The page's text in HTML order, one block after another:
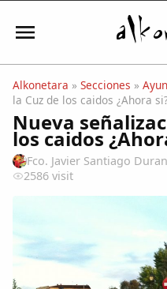
Iniciar sesión
Mi Cuenta
Actualidad
Alkonetara » Secciones »
la Cuz de los caidos ¿Ahora
Nueva
los caidos
Fco. Javier Santiago Duran
2586 visit